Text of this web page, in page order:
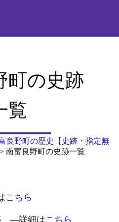
町の史跡
覧
良野町の歴史【史跡・指定無
> 南富良野町の史跡一覧
こちら
—詳細はこちら